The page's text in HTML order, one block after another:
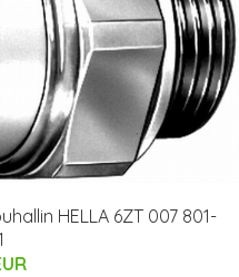
HELLA 6ZT 007 801-